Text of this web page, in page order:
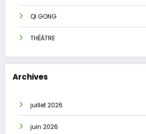
QI GONG
THÉÂTRE
Archives
juillet 2026
juin 2026